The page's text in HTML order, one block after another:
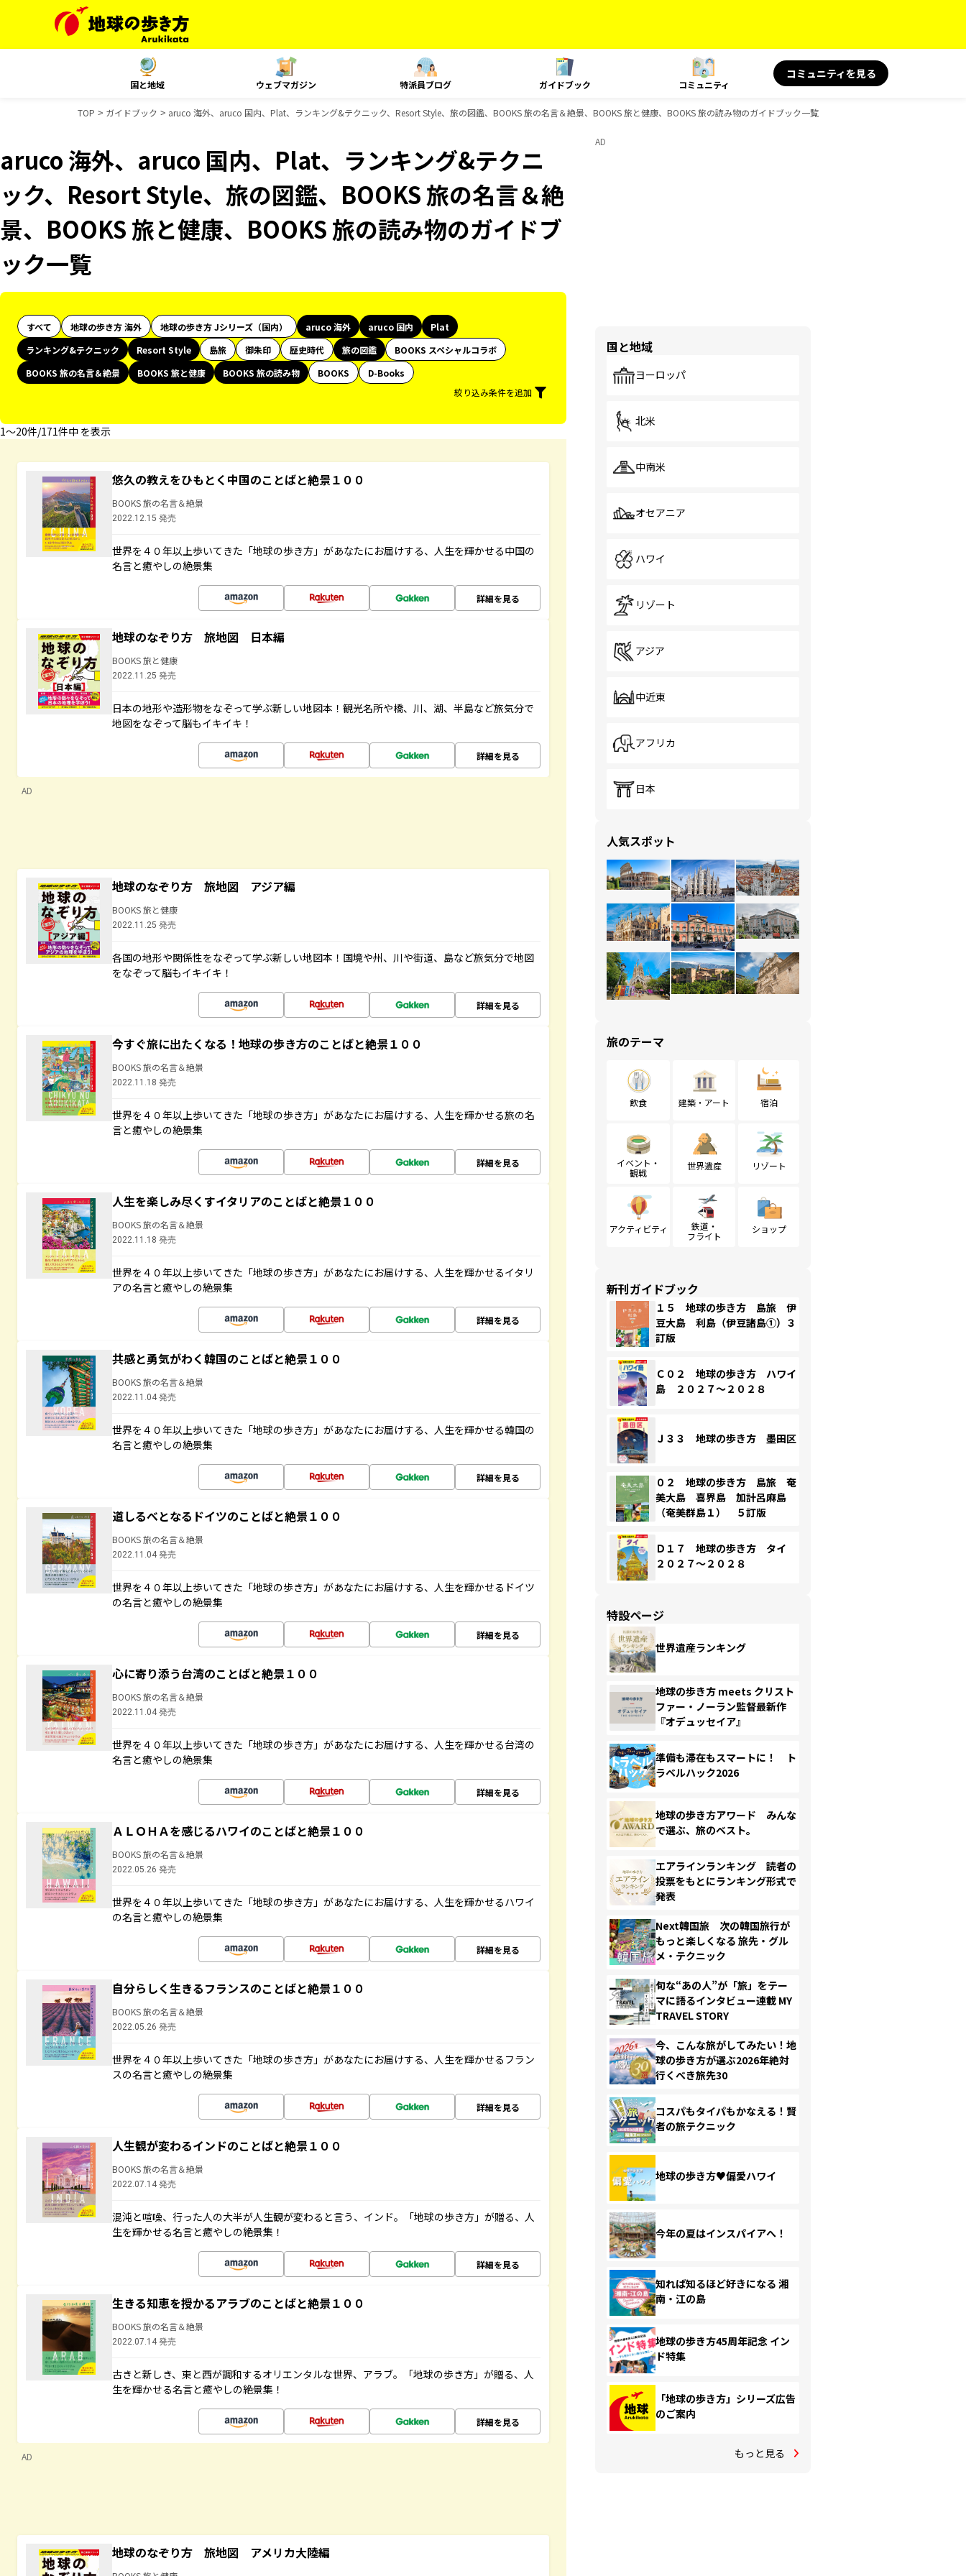
国と地域 ウェブマガジン 特派員ブログ ガイドブック コミュニティ
コミュニティを見る
TOP ガイドブック aruco 海外、aruco 国内、Plat、ランキング&テクニック、Resort Style、旅の図鑑、BOOKS 旅の名言＆絶景、BOOKS 旅と健康、BOOKS 旅の読み物のガイドブック一覧
aruco 海外、aruco 国内、Plat、ランキング&テクニ
ック、Resort Style、旅の図鑑、BOOKS 旅の名言＆絶
景、BOOKS 旅と健康、BOOKS 旅の読み物のガイドブ
ック一覧
すべて 地球の歩き方 海外 地球の歩き方 Jシリーズ（国内） aruco 海外 aruco 国内
Plat
ランキング&テクニック
Resort Style 島旅 御朱印 歴史時代 旅の図鑑
BOOKS スペシャルコラボ
BOOKS 旅の名言＆絶景
BOOKS 旅と健康 BOOKS 旅の読み物 BOOKS
D-Books
絞り込み条件を追加
1〜20件/171件中 を表示
悠久の教えをひもとく中国のことばと絶景１００
BOOKS 旅の名言＆絶景
2022.12.15 発売
世界を４０年以上歩いてきた「地球の歩き方」があなたにお届けする、人生を輝かせる中国の
名言と癒やしの絶景集
詳細を見る
地球のなぞり方 旅地図 日本編
BOOKS 旅と健康
2022.11.25 発売
日本の地形や造形物をなぞって学ぶ新しい地図本！観光名所や橋、川、湖、半島など旅気分で
地図をなぞって脳もイキイキ！
詳細を見る
AD
地球のなぞり方 旅地図 アジア編
BOOKS 旅と健康
2022.11.25 発売
各国の地形や関係性をなぞって学ぶ新しい地図本！国境や州、川や街道、島など旅気分で地図
をなぞって脳もイキイキ！
詳細を見る
今すぐ旅に出たくなる！地球の歩き方のことばと絶景１００
BOOKS 旅の名言＆絶景
2022.11.18 発売
世界を４０年以上歩いてきた「地球の歩き方」があなたにお届けする、人生を輝かせる旅の名
言と癒やしの絶景集
詳細を見る
人生を楽しみ尽くすイタリアのことばと絶景１００
BOOKS 旅の名言＆絶景
2022.11.18 発売
世界を４０年以上歩いてきた「地球の歩き方」があなたにお届けする、人生を輝かせるイタリ
アの名言と癒やしの絶景集
詳細を見る
共感と勇気がわく韓国のことばと絶景１００
BOOKS 旅の名言＆絶景
2022.11.04 発売
世界を４０年以上歩いてきた「地球の歩き方」があなたにお届けする、人生を輝かせる韓国の
名言と癒やしの絶景集
詳細を見る
道しるべとなるドイツのことばと絶景１００
BOOKS 旅の名言＆絶景
2022.11.04 発売
世界を４０年以上歩いてきた「地球の歩き方」があなたにお届けする、人生を輝かせるドイツ
の名言と癒やしの絶景集
詳細を見る
心に寄り添う台湾のことばと絶景１００
BOOKS 旅の名言＆絶景
2022.11.04 発売
世界を４０年以上歩いてきた「地球の歩き方」があなたにお届けする、人生を輝かせる台湾の
名言と癒やしの絶景集
詳細を見る
ＡＬＯＨＡを感じるハワイのことばと絶景１００
BOOKS 旅の名言＆絶景
2022.05.26 発売
世界を４０年以上歩いてきた「地球の歩き方」があなたにお届けする、人生を輝かせるハワイ
の名言と癒やしの絶景集
詳細を見る
自分らしく生きるフランスのことばと絶景１００
BOOKS 旅の名言＆絶景
2022.05.26 発売
世界を４０年以上歩いてきた「地球の歩き方」があなたにお届けする、人生を輝かせるフラン
スの名言と癒やしの絶景集
詳細を見る
人生観が変わるインドのことばと絶景１００
BOOKS 旅の名言＆絶景
2022.07.14 発売
混沌と喧噪、行った人の大半が人生観が変わると言う、インド。「地球の歩き方」が贈る、人
生を輝かせる名言と癒やしの絶景集！
詳細を見る
生きる知恵を授かるアラブのことばと絶景１００
BOOKS 旅の名言＆絶景
2022.07.14 発売
古きと新しき、東と西が調和するオリエンタルな世界、アラブ。「地球の歩き方」が贈る、人
生を輝かせる名言と癒やしの絶景集！
詳細を見る
AD
地球のなぞり方 旅地図 アメリカ大陸編
AD
国と地域
ヨーロッパ
北米
中南米
オセアニア
ハワイ
リゾート
アジア
中近東
アフリカ
日本
人気スポット
旅のテーマ
飲食 建築・アート 宿泊
イベント・
観戦
世界遺産 リゾート
アクティビティ
鉄道・
フライト
ショップ
新刊ガイドブック
１５ 地球の歩き方 島旅 伊
豆大島 利島（伊豆諸島①）３
訂版
Ｃ０２ 地球の歩き方 ハワイ
島 ２０２７～２０２８
Ｊ３３ 地球の歩き方 墨田区
０２ 地球の歩き方 島旅 奄
美大島 喜界島 加計呂麻島
（奄美群島１） ５訂版
Ｄ１７ 地球の歩き方 タイ
２０２７～２０２８
特設ページ
世界遺産ランキング
地球の歩き方 meets クリスト
ファー・ノーラン監督最新作
『オデュッセイア』
準備も滞在もスマートに！ ト
ラベルハック2026
地球の歩き方アワード みんな
で選ぶ、旅のベスト。
エアラインランキング 読者の
投票をもとにランキング形式で
発表
Next韓国旅 次の韓国旅行が
もっと楽しくなる 旅先・グル
メ・テクニック
旬な“あの人”が「旅」をテー
マに語るインタビュー連載 MY
TRAVEL STORY
今、こんな旅がしてみたい！地
球の歩き方が選ぶ2026年絶対
行くべき旅先30
コスパもタイパもかなえる！賢
者の旅テクニック
地球の歩き方♥偏愛ハワイ
今年の夏はインスパイアへ！
知れば知るほど好きになる 湘
南・江の島
地球の歩き方45周年記念 イン
ド特集
「地球の歩き方」シリーズ広告
のご案内
もっと見る